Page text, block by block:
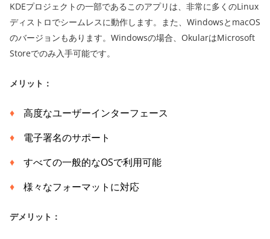
KDEプロジェクトの一部であるこのアプリは、非常に多くのLinux
ディストロでシームレスに動作します。また、WindowsとmacOS
のバージョンもあります。Windowsの場合、OkularはMicrosoft
Storeでのみ入手可能です。
メリット：
高度なユーザーインターフェース
電子署名のサポート
すべての一般的なOSで利用可能
様々なフォーマットに対応
デメリット：